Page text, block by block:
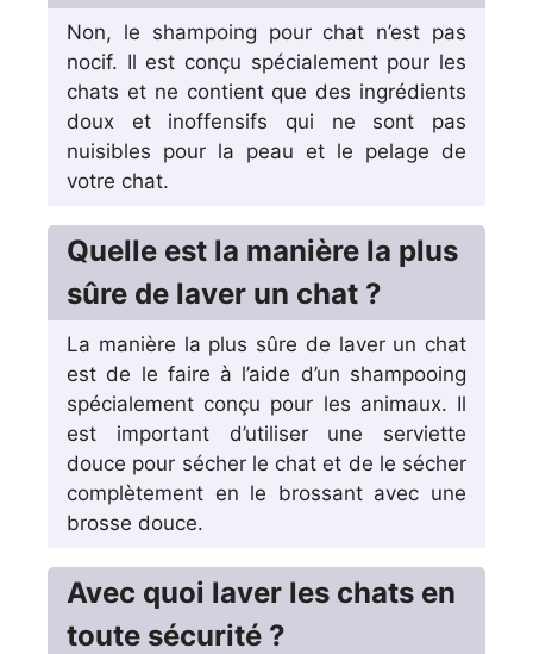
Non, le shampoing pour chat n’est pas
nocif. Il est conçu spécialement pour les
chats et ne contient que des ingrédients
doux et inoffensifs qui ne sont pas
nuisibles pour la peau et le pelage de
votre chat.
Quelle est la manière la plus
sûre de laver un chat ?
La manière la plus sûre de laver un chat
est de le faire à l’aide d’un shampooing
spécialement conçu pour les animaux. Il
est important d’utiliser une serviette
douce pour sécher le chat et de le sécher
complètement en le brossant avec une
brosse douce.
Avec quoi laver les chats en
toute sécurité ?